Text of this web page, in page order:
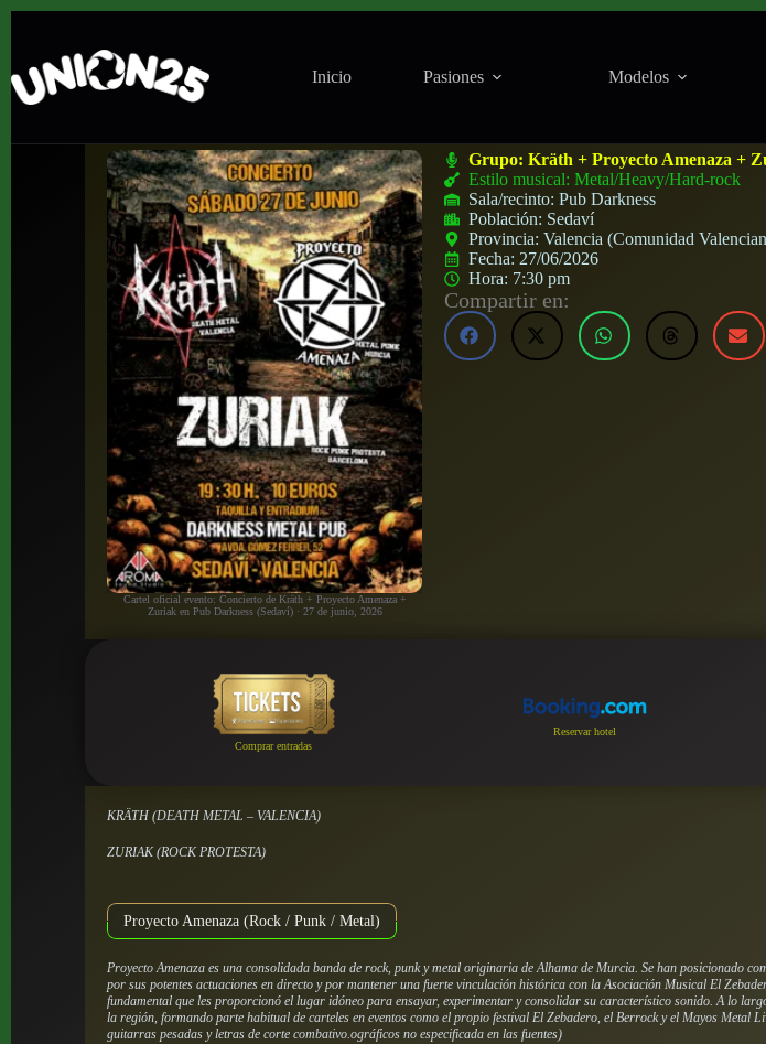
Inicio Pasiones Modelos
Cartel oficial evento: Concierto de Kräth + Proyecto Amenaza +
Zuriak en Pub Darkness (Sedaví) · 27 de junio, 2026
Grupo:Kräth + Proyecto Amenaza +
Estilo musical: Metal/Heavy/Hard-rock
Sala/recinto:Pub Darkness
Población: Sedaví
Provincia:Valencia (Comunidad
Fecha: 27/06/2026
Hora: 7:30 pm
Compartir en:
Comprar entradas
Reservar hotel
KRÄTH (DEATH METAL – VALENCIA)
ZURIAK (ROCK PROTESTA)
Proyecto Amenaza (Rock / Punk / Metal)
Proyecto Amenaza es una consolidada banda de rock, punk y metal originaria de Alhama de Murcia. Se han posicionado
por sus potentes actuaciones en directo y por mantener una fuerte vinculación histórica con la Asociación Musical El
fundamental que les proporcionó el lugar idóneo para ensayar, experimentar y consolidar su característico sonido. A lo
la región, formando parte habitual de carteles en eventos como el propio festival El Zebadero, el Berrock y el Mayos Metal
guitarras pesadas y letras de corte combativo.ográficos no especificada en las fuentes)